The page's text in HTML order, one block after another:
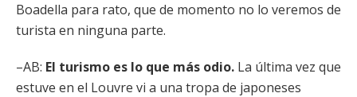
Boadella para rato, que de momento no lo veremos de
turista en ninguna parte.
–AB: El turismo es lo que más odio. La última vez que
estuve en el Louvre vi a una tropa de japoneses